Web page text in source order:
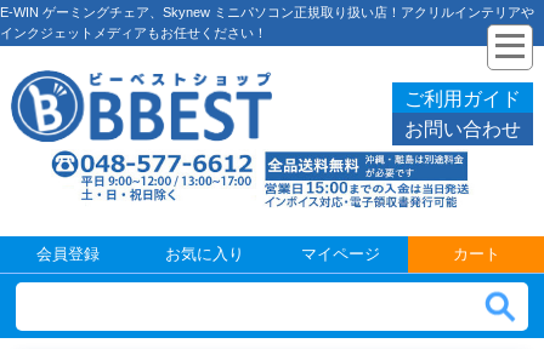
E-WIN ゲーミングチェア、Skynew ミニパソコン正規取り扱い店！アクリルインテリアや
インクジェットメディアもお任せください！
ご利用ガイド
お問い合わせ
会員登録 お気に入り マイページ カート